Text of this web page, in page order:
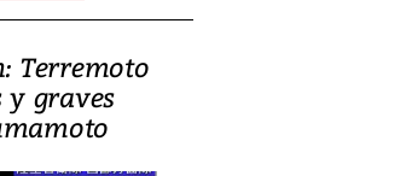
Terremoto
y graves